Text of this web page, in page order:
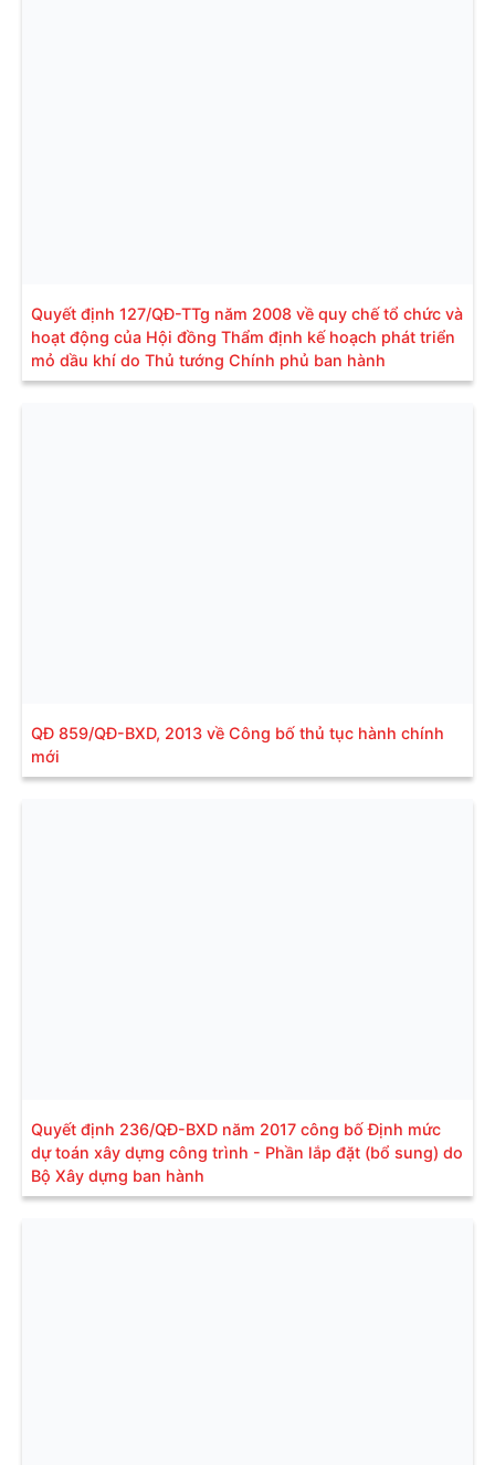
Quyết định 127/QĐ-TTg năm 2008 về quy chế tổ chức và
hoạt động của Hội đồng Thẩm định kế hoạch phát triển
mỏ dầu khí do Thủ tướng Chính phủ ban hành
QĐ 859/QĐ-BXD, 2013 về Công bố thủ tục hành chính
mới
Quyết định 236/QĐ-BXD năm 2017 công bố Định mức
dự toán xây dựng công trình - Phần lắp đặt (bổ sung) do
Bộ Xây dựng ban hành